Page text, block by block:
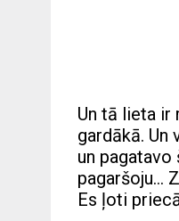
Un tā lieta ir
gardākā.
un
pagaršoju…
Es ļoti